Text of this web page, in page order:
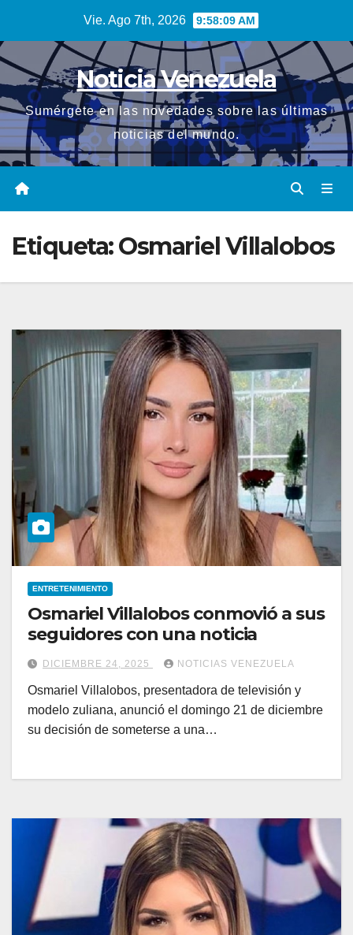
contenido
Vie. Ago 7th, 2026 9:58:10 AM
Noticia Venezuela
Sumérgete en las novedades sobre las últimas
noticias del mundo.
Etiqueta:Osmariel Villalobos
ENTRETENIMIENTO
Osmariel Villalobos conmovió a sus
seguidores con una noticia
DICIEMBRE 24, 2025 NOTICIAS VENEZUELA
Osmariel Villalobos, presentadora de televisión y
modelo zuliana, anunció el domingo 21 de diciembre
su decisión de someterse a una…